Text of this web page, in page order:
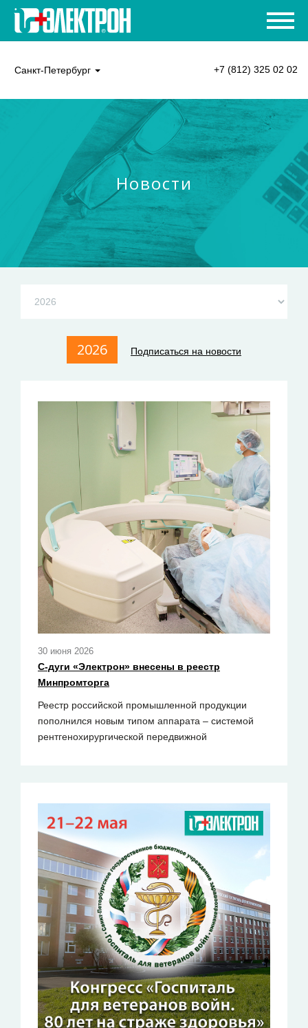
Санкт-Петербург +7 (812) 325 02 02
Новости
2026 Подписаться на новости
30 июня 2026
С-дуги «Электрон» внесены в реестр
Минпромторга
Реестр российской промышленной продукции
пополнился новым типом аппарата – системой
рентгенохирургической передвижной